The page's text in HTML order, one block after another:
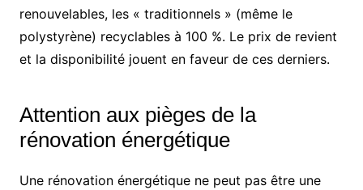
renouvelables, les « traditionnels » (même le
polystyrène) recyclables à 100 %. Le prix de revient
et la disponibilité jouent en faveur de ces derniers.
Attention aux pièges de la
rénovation énergétique
Une rénovation énergétique ne peut pas être une